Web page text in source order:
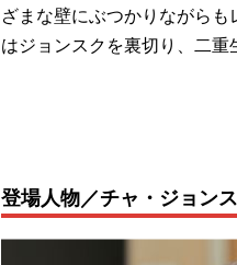
ざまな壁にぶつかりながら
はジョンスクを裏切り、二重
登場人物／チャ・ジョン